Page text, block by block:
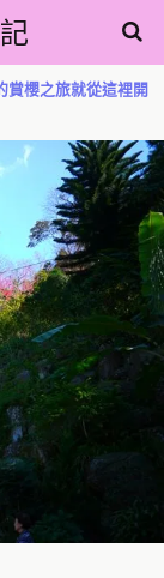
賞櫻之旅就從這裡開